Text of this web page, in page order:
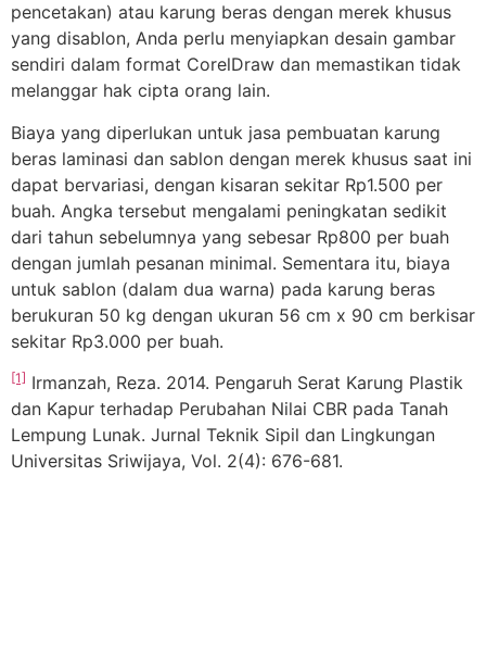
pencetakan) atau karung beras dengan merek khusus
yang disablon, Anda perlu menyiapkan desain gambar
sendiri dalam format CorelDraw dan memastikan tidak
melanggar hak cipta orang lain.
Biaya yang diperlukan untuk jasa pembuatan karung
beras laminasi dan sablon dengan merek khusus saat ini
dapat bervariasi, dengan kisaran sekitar Rp1.500 per
buah. Angka tersebut mengalami peningkatan sedikit
dari tahun sebelumnya yang sebesar Rp800 per buah
dengan jumlah pesanan minimal. Sementara itu, biaya
untuk sablon (dalam dua warna) pada karung beras
berukuran 50 kg dengan ukuran 56 cm x 90 cm berkisar
sekitar Rp3.000 per buah.
[1] Irmanzah, Reza. 2014. Pengaruh Serat Karung Plastik
dan Kapur terhadap Perubahan Nilai CBR pada Tanah
Lempung Lunak. Jurnal Teknik Sipil dan Lingkungan
Universitas Sriwijaya, Vol. 2(4): 676-681.